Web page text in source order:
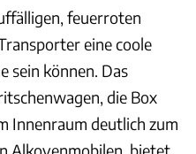
feuerroten
eine coole
sein können. Das
die Box
Innenraum deutlich zum
Alkovenmobilen, bietet